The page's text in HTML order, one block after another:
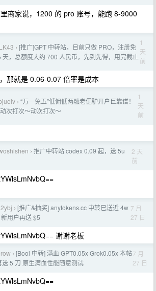
商家说，1200 的 pro 账号，能跑 8-9000
› [推广]GPT 中转站，目前只做 PRO，注册免
，总额度大约 700 人民币，先到先得，用完截止
1
天
前
那就是 0.06-0.07 倍率是成本
› “万一免五”低佣低两融老倔驴开户巨靠谱！
次打次～动次打次～
1
天
前
› 推广中转站 codex 0.09 起，送 5u
2 天
前
› [推广&抽奖] anytokens.cc 中转已送近 4w
用户再送 $5
7 月
27 日
谢谢老板
› [Bool 中转] 满血 GPT0.05x Grok0.05x 本帖
5 刀 原生满血性能随意测试
7 月
27 日